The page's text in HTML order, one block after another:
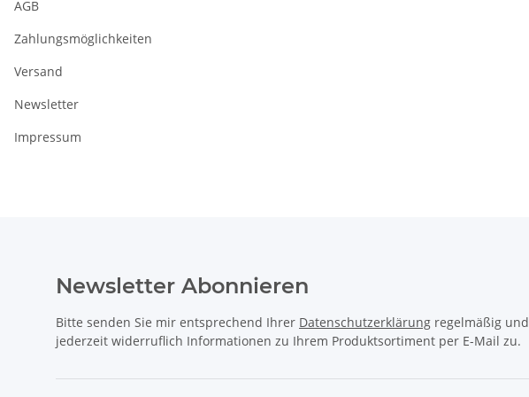
AGB
Zahlungsmöglichkeiten
Versand
Newsletter
Impressum
Newsletter Abonnieren
Bitte senden Sie mir entsprechend Ihrer Datenschutzerklärung regelmäßig und
jederzeit widerruflich Informationen zu Ihrem Produktsortiment per E-Mail zu.